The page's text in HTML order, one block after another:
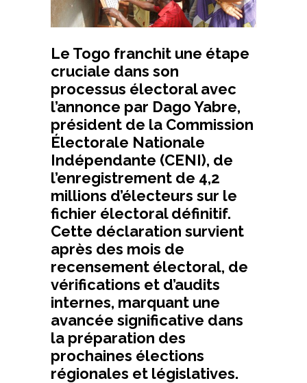
Le Togo franchit une étape
cruciale dans son
processus électoral avec
l’annonce par Dago Yabre,
président de la Commission
Électorale Nationale
Indépendante (CENI), de
l’enregistrement de 4,2
millions d’électeurs sur le
fichier électoral définitif.
Cette déclaration survient
après des mois de
recensement électoral, de
vérifications et d’audits
internes, marquant une
avancée significative dans
la préparation des
prochaines élections
régionales et législatives.